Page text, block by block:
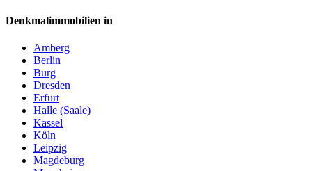
Denkmalimmobilien in
Amberg
Berlin
Burg
Dresden
Erfurt
Halle (Saale)
Kassel
Köln
Leipzig
Magdeburg